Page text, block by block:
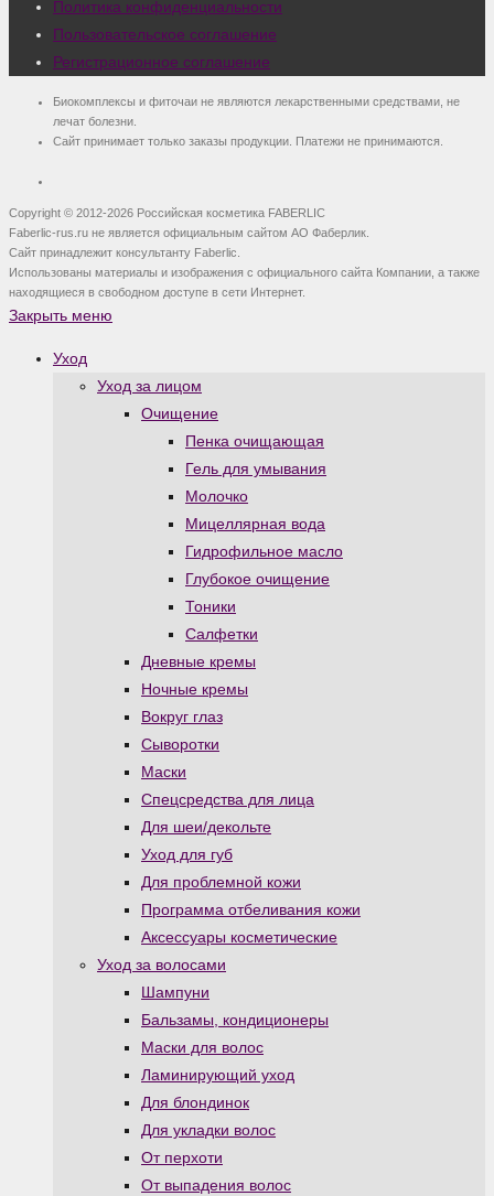
Политика конфиденциальности
Пользовательское соглашение
Регистрационное соглашение
Биокомплексы и фиточаи не являются лекарственными средствами, не
лечат болезни.
Сайт принимает только заказы продукции. Платежи не принимаются.
Copyright © 2012-2026 Российская косметика FABERLIC
Faberlic-rus.ru не является официальным сайтом АО Фаберлик.
Сайт принадлежит консультанту Faberlic.
Использованы материалы и изображения с официального сайта Компании, а также
находящиеся в свободном доступе в сети Интернет.
Закрыть меню
Уход
Уход за лицом
Очищение
Пенка очищающая
Гель для умывания
Молочко
Мицеллярная вода
Гидрофильное масло
Глубокое очищение
Тоники
Салфетки
Дневные кремы
Ночные кремы
Вокруг глаз
Сыворотки
Маски
Спецсредства для лица
Для шеи/декольте
Уход для губ
Для проблемной кожи
Программа отбеливания кожи
Аксессуары косметические
Уход за волосами
Шампуни
Бальзамы, кондиционеры
Маски для волос
Ламинирующий уход
Для блондинок
Для укладки волос
От перхоти
От выпадения волос